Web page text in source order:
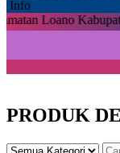
Info
Kabupaten
PRODUK